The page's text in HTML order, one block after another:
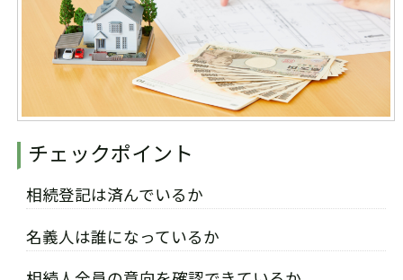
チェックポイント
相続登記は済んでいるか
名義人は誰になっているか